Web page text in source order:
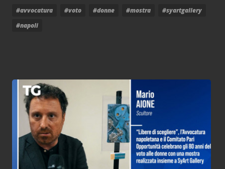
#avvocatura #voto #donne #mostra
#syartgallery
#napoli